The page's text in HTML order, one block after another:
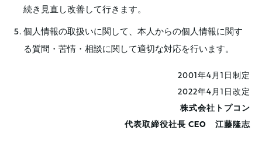
続き見直し改善して行きます。
個人情報の取扱いに関して、本人からの個人情報に関す
る質問・苦情・相談に関して適切な対応を行います。
2001年4月1日制定
2022年4月1日改定
株式会社トプコン
代表取締役社長 CEO 江藤隆志